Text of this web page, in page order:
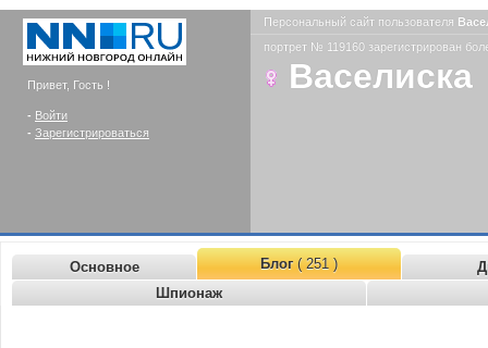
Привет, Гость !
- Войти
- Зарегистрироваться
Персональный сайт пользователя
портрет № 119160 зарегистрирован
Васелиска
Основное Блог( 251 )
Шпионаж